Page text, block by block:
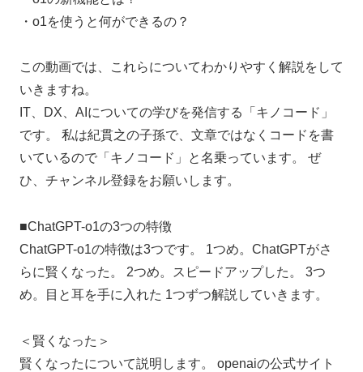
・o1を使うと何ができるの？
この動画では、これらについてわかりやすく解説をして
いきますね。
IT、DX、AIについての学びを発信する「キノコード」
です。 私は紀貫之の子孫で、文章ではなくコードを書
いているので「キノコード」と名乗っています。 ぜ
ひ、チャンネル登録をお願いします。
■ChatGPT-o1の3つの特徴
ChatGPT-o1の特徴は3つです。 1つめ。ChatGPTがさ
らに賢くなった。 2つめ。スピードアップした。 3つ
め。目と耳を手に入れた 1つずつ解説していきます。
＜賢くなった＞
賢くなったについて説明します。 openaiの公式サイト